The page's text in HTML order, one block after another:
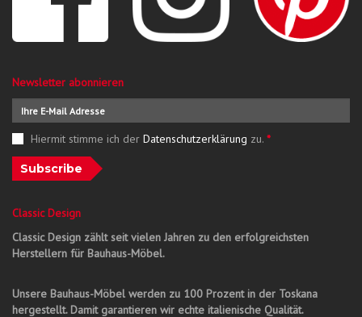
Newsletter abonnieren
Hiermit stimme ich der Datenschutzerklärung zu. *
Subscribe
Classic Design
Classic Design zählt seit vielen Jahren zu den erfolgreichsten
Herstellern für Bauhaus-Möbel.
Unsere Bauhaus-Möbel werden zu 100 Prozent in der Toskana
hergestellt. Damit garantieren wir echte italienische Qualität.